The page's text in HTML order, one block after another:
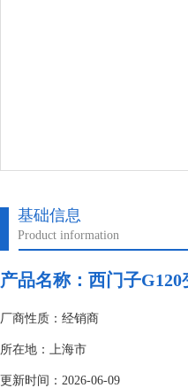
基础信息
Product information
产品名称： 西门子
厂商性质：经销商
所在地：上海市
更新时间：2026-06-09